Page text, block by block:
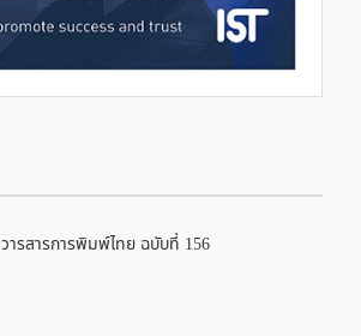
วารสารการพิมพ์ไทย ฉบับที่ 156